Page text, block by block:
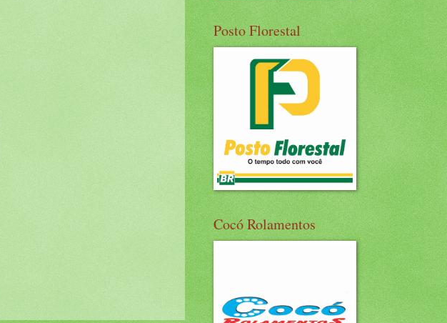
Posto Florestal
Cocó Rolamentos